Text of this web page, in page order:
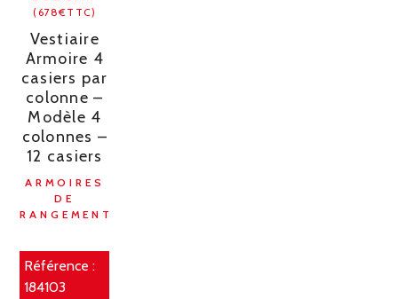
(678€TTC)
Vestiaire
Armoire 4
casiers par
colonne –
Modèle 4
colonnes –
12 casiers
ARMOIRES
DE
RANGEMENT
Référence :
184103